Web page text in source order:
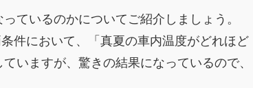
ているのかについてご紹介しましょう。
件において、「真夏の車内温度がどれほど
いますが、驚きの結果になっているので、